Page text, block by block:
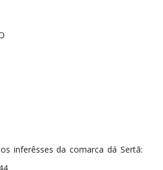
inferêsses da comarca dá Sertã: